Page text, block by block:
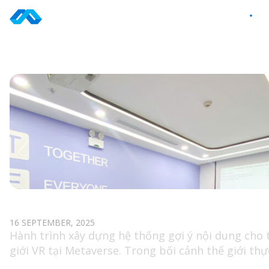
Skip
16 SEPTEMBER, 2025
Hành trình xây dựng hệ thống gợi ý nội dung cho
giới VR tại Metaverse. Trong bối cảnh thế giới